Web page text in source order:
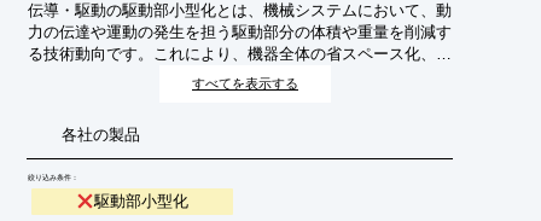
伝導・駆動の駆動部小型化とは、機械システムにおいて、動
力の伝達や運動の発生を担う駆動部分の体積や重量を削減す
る技術動向です。これにより、機器全体の省スペース化、軽
量化、高密度化、そしてエネルギー効率の向上が期待されま
す。特に、ロボット、自動車、航空宇宙、医療機器など、高
います。
すべてを表示する
各社の製品
絞り込み条件：
駆動部小型化